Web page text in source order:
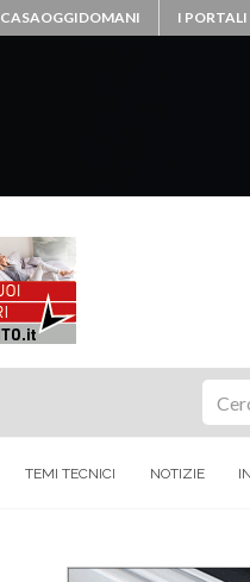
CASAOGGIDOMANI I
TEMI TECNICI NOTIZIE